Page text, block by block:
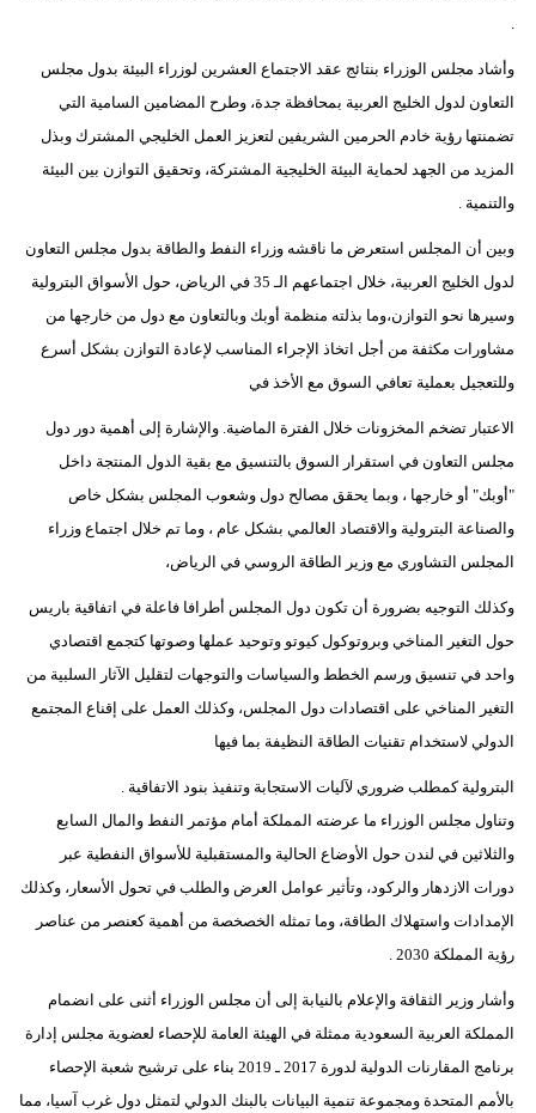
وأشاد مجلس الوزراء بنتائج عقد الاجتماع العشرين لوزراء البيئة بدول مجلس
التعاون لدول الخليج العربية بمحافظة جدة، وطرح المضامين السامية التي
تضمنتها رؤية خادم الحرمين الشريفين لتعزيز العمل الخليجي المشترك وبذل
المزيد من الجهد لحماية البيئة الخليجية المشتركة، وتحقيق التوازن بين البيئة
والتنمية .
وبين أن المجلس استعرض ما ناقشه وزراء النفط والطاقة بدول مجلس التعاون
لدول الخليج العربية، خلال اجتماعهم الـ 35 في الرياض، حول الأسواق البترولية
وسيرها نحو التوازن،وما بذلته منظمة أوبك وبالتعاون مع دول من خارجها من
مشاورات مكثفة من أجل اتخاذ الإجراء المناسب لإعادة التوازن بشكل أسرع
وللتعجيل بعملية تعافي السوق مع الأخذ في
الاعتبار تضخم المخزونات خلال الفترة الماضية. والإشارة إلى أهمية دور دول
مجلس التعاون في استقرار السوق بالتنسيق مع بقية الدول المنتجة داخل
"أوبك" أو خارجها ، وبما يحقق مصالح دول وشعوب المجلس بشكل خاص
والصناعة البترولية والاقتصاد العالمي بشكل عام ، وما تم خلال اجتماع وزراء
المجلس التشاوري مع وزير الطاقة الروسي في الرياض،
وكذلك التوجيه بضرورة أن تكون دول المجلس أطرافا فاعلة في اتفاقية باريس
حول التغير المناخي وبروتوكول كيوتو وتوحيد عملها وصوتها كتجمع اقتصادي
واحد في تنسيق ورسم الخطط والسياسات والتوجهات لتقليل الآثار السلبية من
التغير المناخي على اقتصادات دول المجلس، وكذلك العمل على إقناع المجتمع
الدولي لاستخدام تقنيات الطاقة النظيفة بما فيها
البترولية كمطلب ضروري لآليات الاستجابة وتنفيذ بنود الاتفاقية .
وتناول مجلس الوزراء ما عرضته المملكة أمام مؤتمر النفط والمال السابع
والثلاثين في لندن حول الأوضاع الحالية والمستقبلية للأسواق النفطية عبر
دورات الازدهار والركود، وتأثير عوامل العرض والطلب في تحول الأسعار، وكذلك
الإمدادات واستهلاك الطاقة، وما تمثله الخصخصة من أهمية كعنصر من عناصر
رؤية المملكة 2030 .
وأشار وزير الثقافة والإعلام بالنيابة إلى أن مجلس الوزراء أثنى على انضمام
المملكة العربية السعودية ممثلة في الهيئة العامة للإحصاء لعضوية مجلس إدارة
برنامج المقارنات الدولية لدورة 2017 ـ 2019 بناء على ترشيح شعبة الإحصاء
بالأمم المتحدة ومجموعة تنمية البيانات بالبنك الدولي لتمثل دول غرب آسيا، مما